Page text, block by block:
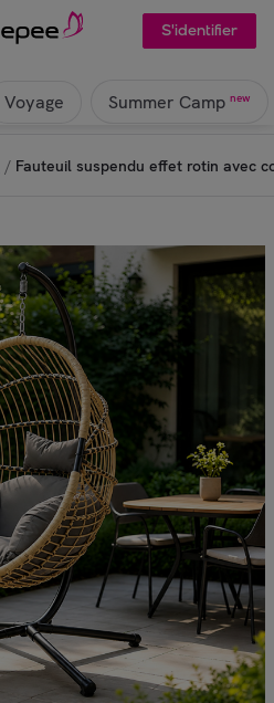
S'identifier
Voyage Summer Camp new
/ Fauteuil suspendu effet rotin avec